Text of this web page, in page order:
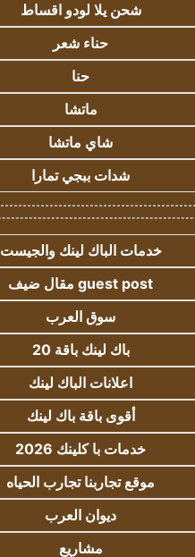
شحن يلا لودو اقساط
حناء شعر
حنا
ماتشا
شاي ماتشا
شدات ببجي تمارا
خدمات الباك لينك والجيست
guest post مقال ضيف
سوق العرب
باك لينك باقة 20
اعلانات الباك لينك
أقوى باقة باك لينك
خدمات با كلينك 2026
موقع تجاربنا تجارب الحياه
ديوان العرب
مشاريع